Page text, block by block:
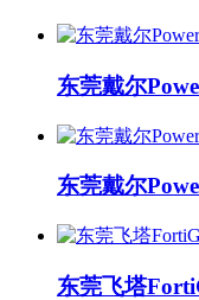
东莞戴尔
东莞戴尔
东莞飞塔